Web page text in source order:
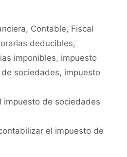
, Contable, Fiscal
deducibles,
imponibles, impuesto
sociedades, impuesto
impuesto de sociedades
el impuesto de